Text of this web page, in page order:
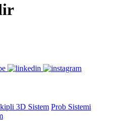
3D Sistem Prob Sistemi